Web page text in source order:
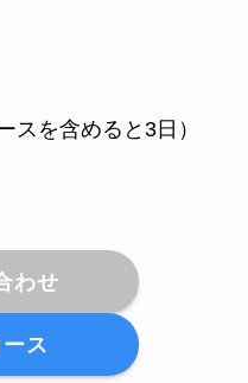
スを含めると3日）
わせ
ス